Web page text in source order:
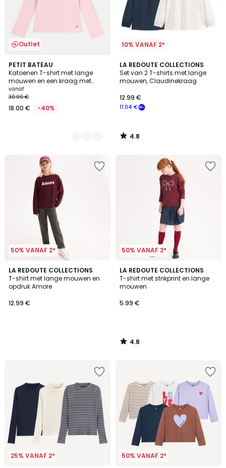
Outlet
PETIT BATEAU
Katoenen T-shirt met lange
mouwen en een kraag met
ruches
vanaf
30.00 €
18.00 € -40%
2
Kleuren
10% VANAF 2*
LA REDOUTE COLLECTIONS
Set van 2 T-shirts met lange
mouwen, Claudinekraag
11.04 €
12.99 €
4.8
/ 5
4.8
/
50% VANAF 2*
LA REDOUTE COLLECTIONS
T-shirt met lange mouwen en
opdruk Amore
12.99 €
50% VANAF 2*
LA REDOUTE COLLECTIONS
T-shirt met strikprint en lange
mouwen
5.99 €
4.8
/ 5
4.8
/
25% VANAF 2* 50% VANAF 2*